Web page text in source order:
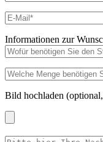
Informationen zur
Bild hochladen